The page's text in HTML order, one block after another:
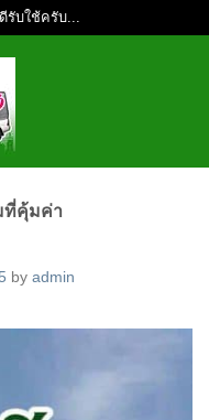
รับใช้ครับ...
ที่คุ้มค่า
by admin